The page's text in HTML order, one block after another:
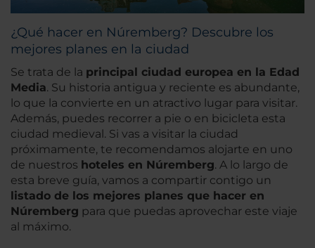
¿Qué hacer en Núremberg? Descubre los
mejores planes en la ciudad
Se trata de la principal ciudad europea en la Edad
Media. Su historia antigua y reciente es abundante,
lo que la convierte en un atractivo lugar para visitar.
Además, puedes recorrer a pie o en bicicleta esta
ciudad medieval. Si vas a visitar la ciudad
próximamente, te recomendamos alojarte en uno
de nuestros hoteles en Núremberg. A lo largo de
esta breve guía, vamos a compartir contigo un
listado de los mejores planes que hacer en
Núremberg para que puedas aprovechar este viaje
al máximo.